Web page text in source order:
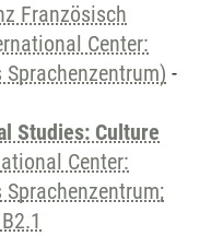
Französisch
Center:
-
Studies: Culture
Center: